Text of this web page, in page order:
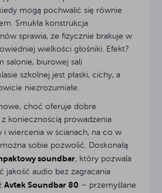
mogą pochwalić się równie
Smukła konstrukcja
sprawia, że fizycznie brakuje w
wielkości głośniki. Efekt?
salonie, biurowej sali
szkolnej jest płaski, cichy, a
niezrozumiałe.
choć oferuje dobre
z koniecznością prowadzenia
wiercenia w ścianach, na co w
sobie pozwolić. Doskonałą
soundbar, który pozwala
jakość audio bez zagracania
Avtek Soundbar 80 – przemyślane